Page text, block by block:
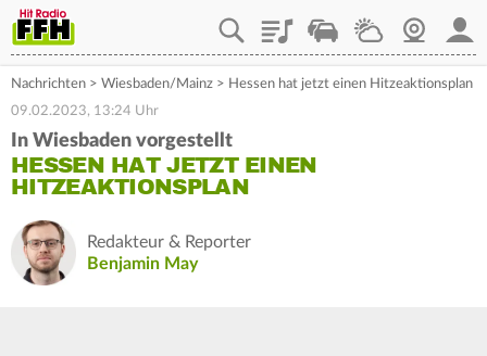
PlaylistStaupilotWetterWebcam
Nachrichten > Wiesbaden/Mainz > Hessen hat jetzt einen Hitzeaktionsplan
09.02.2023, 13:24 Uhr
In Wiesbaden vorgestellt
HESSEN HAT JETZT EINEN
HITZEAKTIONSPLAN
Redakteur & Reporter
Benjamin May